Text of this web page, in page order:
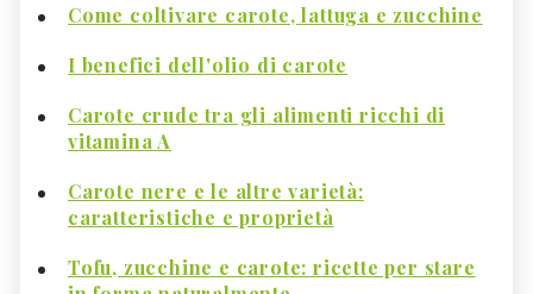
Come coltivare carote, lattuga e zucchine
I benefici dell'olio di carote
Carote crude tra gli alimenti ricchi di
vitamina A
Carote nere e le altre varietà:
caratteristiche e proprietà
Tofu, zucchine e carote: ricette per stare